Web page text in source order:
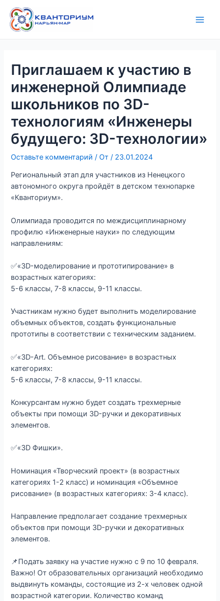
содержимому
Приглашаем к участию в
инженерной Олимпиаде
школьников по 3D-
технологиям «Инженеры
будущего: 3D-технологии»
Оставьте комментарий / От/ 23.01.2024
Региональный этап для участников из Ненецкого
автономного округа пройдёт в детском технопарке
«Кванториум».
Олимпиада проводится по междисциплинарному
профилю «Инженерные науки» по следующим
направлениям:
✅«3D-моделирование и прототипирование» в
возрастных категориях:
5-6 классы, 7-8 классы, 9-11 классы.
Участникам нужно будет выполнить моделирование
объемных объектов, создать функциональные
прототипы в соответствии с техническим заданием.
✅«3D-Art. Объемное рисование» в возрастных
категориях:
5-6 классы, 7-8 классы, 9-11 классы.
Конкурсантам нужно будет создать трехмерные
объекты при помощи 3D-ручки и декоративных
элементов.
✅«3D Фишки».
Номинация «Творческий проект» (в возрастных
категориях 1-2 класс) и номинация «Объемное
рисование» (в возрастных категориях: 3-4 класс).
Направление предполагает создание трехмерных
объектов при помощи 3D-ручки и декоративных
элементов.
📌Подать заявку на участие нужно с 9 по 10 февраля.
Важно! От образовательных организаций необходимо
выдвинуть команды, состоящие из 2-х человек одной
возрастной категории. Количество команд
по
записям